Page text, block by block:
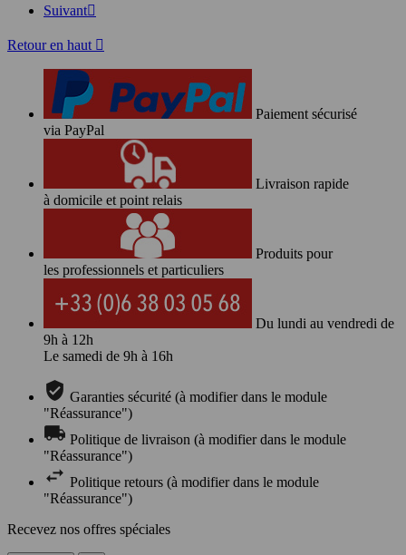
Suivant
Retour en haut 
Paiement sécurisé
via PayPal
Livraison rapide
à domicile et point relais
Produits pour
les professionnels et particuliers
Du lundi au vendredi de
9h à 12h
Le samedi de 9h à 16h
Garanties sécurité (à modifier dans le module
"Réassurance")
Politique de livraison (à modifier dans le module
"Réassurance")
Politique retours (à modifier dans le module
"Réassurance")
Recevez nos offres spéciales